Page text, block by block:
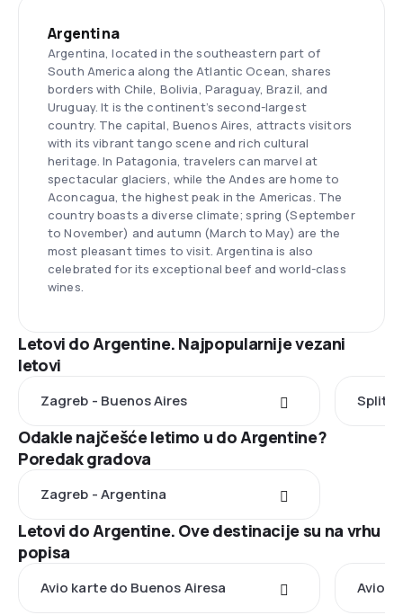
Argentina
Argentina, located in the southeastern part of
South America along the Atlantic Ocean, shares
borders with Chile, Bolivia, Paraguay, Brazil, and
Uruguay. It is the continent’s second-largest
country. The capital, Buenos Aires, attracts visitors
with its vibrant tango scene and rich cultural
heritage. In Patagonia, travelers can marvel at
spectacular glaciers, while the Andes are home to
Aconcagua, the highest peak in the Americas. The
country boasts a diverse climate; spring (September
to November) and autumn (March to May) are the
most pleasant times to visit. Argentina is also
celebrated for its exceptional beef and world-class
wines.
Letovi do Argentine. Najpopularnije vezani
letovi
Zagreb - Buenos Aires Split -
Odakle najčešće letimo u do Argentine?
Poredak gradova
Zagreb - Argentina
Letovi do Argentine. Ove destinacije su na vrhu
popisa
Avio karte do Buenos Airesa Avio